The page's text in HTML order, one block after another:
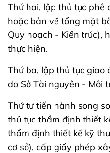
Thứ hai, lập thủ tục phê
hoặc bản vẽ tổng mặt
Quy hoạch - Kiến trúc),
thực hiện.
Thứ ba, lập thủ tục giao
do Sở Tài nguyên - Môi
Thứ tư tiến hành song
thủ tục thẩm định thiết
thẩm định thiết kế kỹ
cơ sở), cấp giấy phép